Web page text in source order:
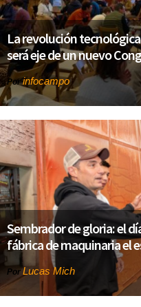
La revolución
será eje de un nuevo
Porinfocampo
Sembrador de gloria: el
fábrica de maquinaria el
PorLucas Mich